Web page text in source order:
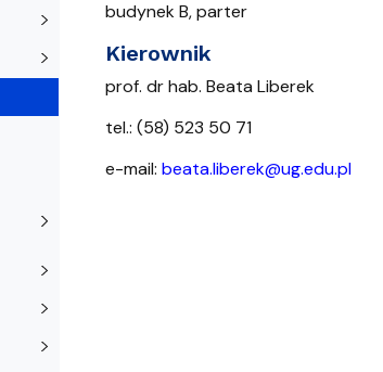
budynek B, parter
Kierownik
prof. dr hab. Beata Liberek
tel.: (58) 523 50 71
e-mail: beata.liberek@ug.edu.pl